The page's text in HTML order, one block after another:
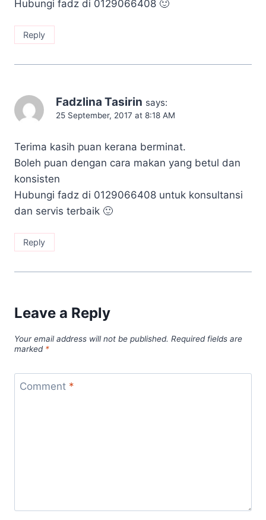
Hubungi fadz di 0129066408 🙂
Reply
Fadzlina Tasirin says:
25 September, 2017 at 8:18 AM
Terima kasih puan kerana berminat.
Boleh puan dengan cara makan yang betul dan
konsisten
Hubungi fadz di 0129066408 untuk konsultansi
dan servis terbaik 🙂
Reply
Leave a Reply
Your email address will not be published. Required fields are
marked *
Comment *